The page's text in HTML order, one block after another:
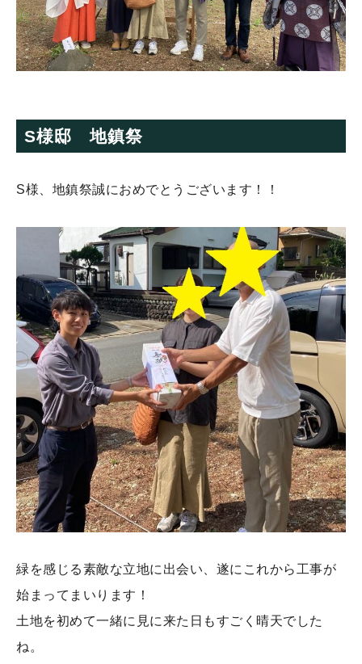
S様邸 地鎮祭
S様、地鎮祭誠におめでとうございます！！
緑を感じる素敵な立地に出会い、遂にこれから工事が
始まってまいります！
土地を初めて一緒に見に来た日もすごく晴天でした
ね。